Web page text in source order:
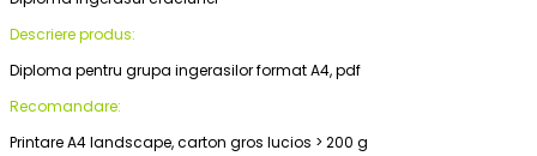
Descriere produs:
Diploma pentru grupa ingerasilor format A4, pdf
Recomandare:
Printare A4 landscape, carton gros lucios > 200 g